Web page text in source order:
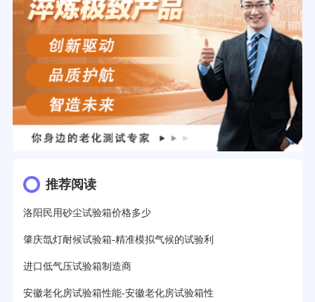
推荐阅读
洛阳民用砂尘试验箱价格多少
肇庆氙灯耐候试验箱-精准模拟气候的试验利
进口低气压试验箱制造商
安徽老化房试验箱性能-安徽老化房试验箱性